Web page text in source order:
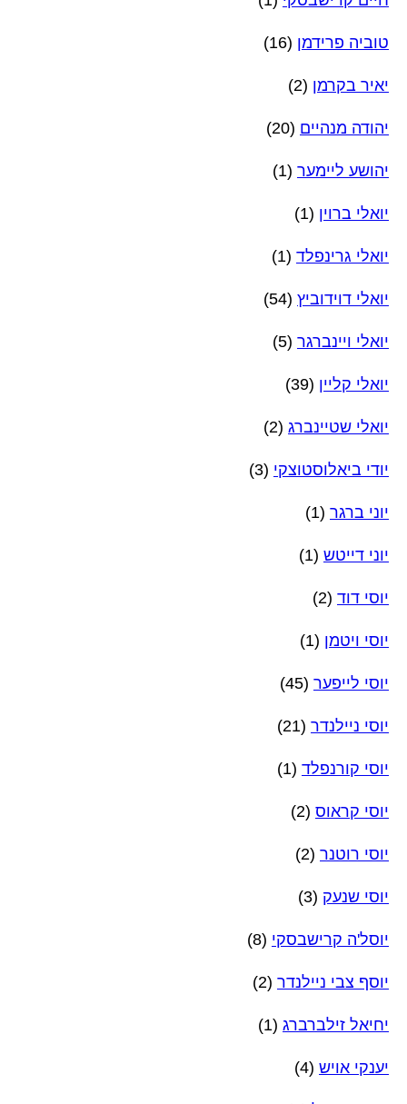
טוביה פרידמן (16)
יאיר בקרמן (2)
יהודה מנהיים (20)
יהושע ליימער (1)
יואלי ברוין (1)
יואלי גרינפלד (1)
יואלי דוידוביץ (54)
יואלי ויינברגר (5)
יואלי קליין (39)
יואלי שטיינברג (2)
יודי ביאלוסטוצקי (3)
יוני ברגר (1)
יוני דייטש (1)
יוסי דוד (2)
יוסי ויטמן (1)
יוסי לייפער (45)
יוסי ניילנדר (21)
יוסי קורנפלד (1)
יוסי קראוס (2)
יוסי רוטנר (2)
יוסי שנעק (3)
יוסל'ה קרישבסקי (8)
יוסף צבי ניילנדר (2)
יחיאל זילברברג (1)
יענקי אויש (4)